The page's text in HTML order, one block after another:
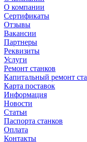
О компании
Сертификаты
Отзывы
Вакансии
Партнеры
Реквизиты
Услуги
Ремонт станков
Капитальный ремонт
Карта поставок
Информация
Новости
Статьи
Паспорта станков
Оплата
Контакты